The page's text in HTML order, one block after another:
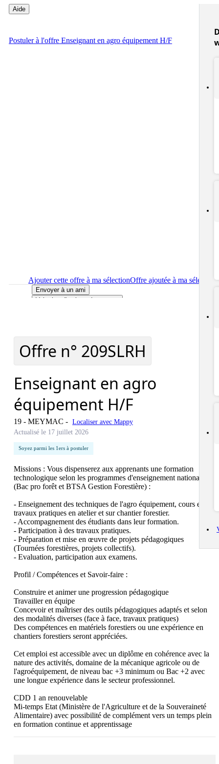
Aide
Postulerà l'offre Enseignant en agro équipement H/F
Ajouter cette offre à ma sélectionOffre ajoutée à ma sélection
Envoyer à un ami
Voir plus d'options de partage
Offre n° 209SLRH
Enseignant en agro
équipement H/F
19 - MEYMAC - Localiser avec Mappy
Actualisé le 17 juillet 2026
Soyez parmi les 1ers à postuler
Missions : Vous dispenserez aux apprenants une formation
technologique selon les programmes d'enseignement nationaux.
(Bac pro forêt et BTSA Gestion Forestière) :
- Enseignement des techniques de l'agro équipement, cours et
travaux pratiques en atelier et sur chantier forestier.
- Accompagnement des étudiants dans leur formation.
- Participation à des travaux pratiques.
- Préparation et mise en œuvre de projets pédagogiques
(Tournées forestières, projets collectifs).
- Evaluation, participation aux examens.
Profil / Compétences et Savoir-faire :
Construire et animer une progression pédagogique
Travailler en équipe
Concevoir et maîtriser des outils pédagogiques adaptés et selon
des modalités diverses (face à face, travaux pratiques)
Des compétences en matériels forestiers ou une expérience en
chantiers forestiers seront appréciées.
Cet emploi est accessible avec un diplôme en cohérence avec la
nature des activités, domaine de la mécanique agricole ou de
l'agroéquipement, de niveau bac +3 minimum ou Bac +2 avec
une longue expérience dans le secteur professionnel.
CDD 1 an renouvelable
Mi-temps Etat (Ministère de l'Agriculture et de la Souveraineté
Alimentaire) avec possibilité de complément vers un temps plein
en formation continue et apprentissage